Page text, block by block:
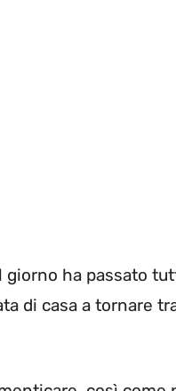
ha passato
di casa a tornare